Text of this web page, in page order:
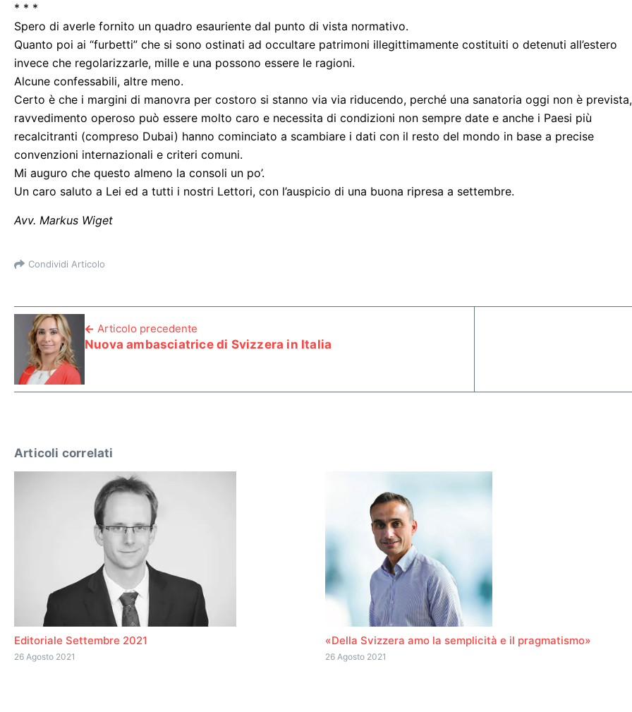
* * *
Spero di averle fornito un quadro esauriente dal punto di vista normativo.
Quanto poi ai “furbetti” che si sono ostinati ad occultare patrimoni illegittimamente costituiti o detenuti all’estero
invece che regolarizzarle, mille e una possono essere le ragioni.
Alcune confessabili, altre meno.
Certo è che i margini di manovra per costoro si stanno via via riducendo, perché una sanatoria oggi non è
ravvedimento operoso può essere molto caro e necessita di condizioni non sempre date e anche i Paesi più
recalcitranti (compreso Dubai) hanno cominciato a scambiare i dati con il resto del mondo in base a precise
convenzioni internazionali e criteri comuni.
Mi auguro che questo almeno la consoli un po’.
Un caro saluto a Lei ed a tutti i nostri Lettori, con l’auspicio di una buona ripresa a settembre.
Avv. Markus Wiget
Condividi Articolo
Articolo precedente
Nuova ambasciatrice di Svizzera in Italia
Articoli correlati
Editoriale Settembre 2021
26 Agosto 2021
«Della Svizzera amo la semplicità e il pragmatismo»
26 Agosto 2021